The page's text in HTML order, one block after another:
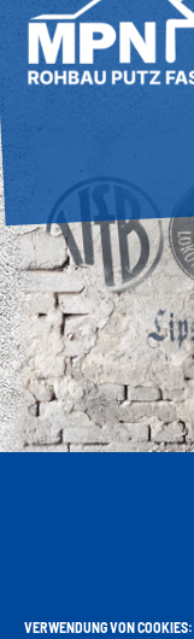
VERWENDUNG VON COOKIES: